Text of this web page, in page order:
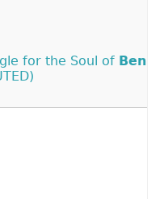
for the Soul of Ben